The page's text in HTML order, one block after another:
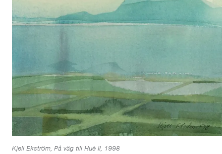
Kjell Ekström, På väg till Huè II, 1998